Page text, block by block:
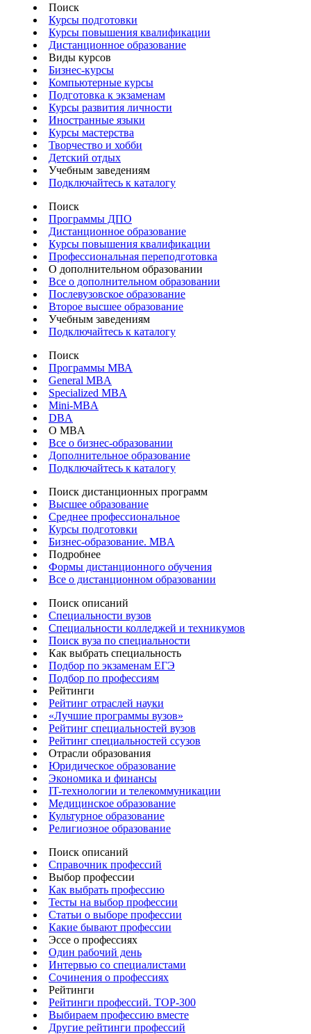
Поиск
Курсы подготовки
Курсы повышения квалификации
Дистанционное образование
Виды курсов
Бизнес-курсы
Компьютерные курсы
Подготовка к экзаменам
Курсы развития личности
Иностранные языки
Курсы мастерства
Творчество и хобби
Детский отдых
Учебным заведениям
Подключайтесь к каталогу
Поиск
Программы ДПО
Дистанционное образование
Курсы повышения квалификации
Профессиональная переподготовка
О дополнительном образовании
Все о дополнительном образовании
Послевузовское образование
Второе высшее образование
Учебным заведениям
Подключайтесь к каталогу
Поиск
Программы МВА
General MBA
Specialized MBA
Mini-MBA
DBA
О MBA
Все о бизнес-образовании
Дополнительное образование
Подключайтесь к каталогу
Поиск дистанционных программ
Высшее образование
Среднее профессиональное
Курсы подготовки
Бизнес-образование. MBA
Подробнее
Формы дистанционного обучения
Все о дистанционном образовании
Поиск описаний
Специальности вузов
Специальности колледжей и техникумов
Поиск вуза по специальности
Как выбрать специальность
Подбор по экзаменам ЕГЭ
Подбор по профессиям
Рейтинги
Рейтинг отраслей науки
«Лучшие программы вузов»
Рейтинг специальностей вузов
Рейтинг специальностей ссузов
Отрасли образования
Юридическое образование
Экономика и финансы
IT-технологии и телекоммуникации
Медицинское образование
Культурное образование
Религиозное образование
Поиск описаний
Справочник профессий
Выбор профессии
Как выбрать профессию
Тесты на выбор профессии
Статьи о выборе профессии
Какие бывают профессии
Эссе о профессиях
Один рабочий день
Интервью со специалистами
Сочинения о профессиях
Рейтинги
Рейтинги профессий. TOP-300
Выбираем профессию вместе
Другие рейтинги профессий